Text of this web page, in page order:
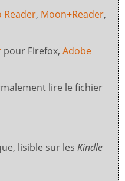
Reader, Moon+Reader,
pour Firefox, Adobe
lire le fichier
lisible sur les Kindle